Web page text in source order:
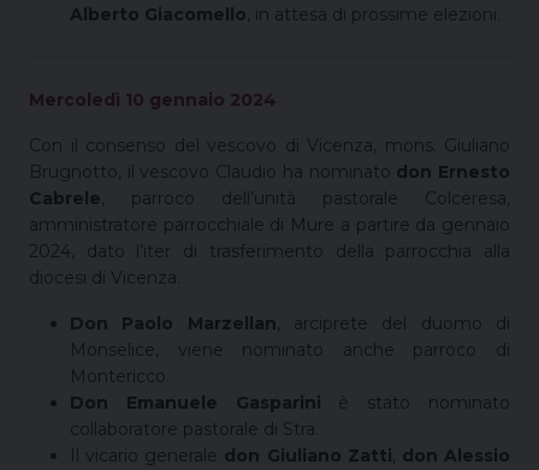
Alberto Giacomello, in attesa di prossime elezioni.
Mercoledì 10 gennaio 2024
Con il consenso del vescovo di Vicenza, mons. Giuliano
Brugnotto, il vescovo Claudio ha nominato don Ernesto
Cabrele, parroco dell’unità pastorale Colceresa,
amministratore parrocchiale di Mure a partire da gennaio
2024, dato l’iter di trasferimento della parrocchia alla
diocesi di Vicenza.
Don Paolo Marzellan, arciprete del duomo di
Monselice, viene nominato anche parroco di
Montericco.
Don Emanuele Gasparini è stato nominato
collaboratore pastorale di Stra.
Il vicario generale don Giuliano Zatti, don Alessio